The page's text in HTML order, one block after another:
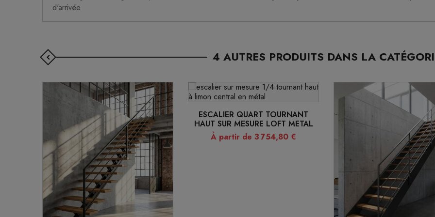
d'arrivée
4 AUTRES PRODUITS DANS LA
ESCALIER QUART TOURNANT
HAUT SUR MESURE LOFT METAL
À partir de 3 754,80 €